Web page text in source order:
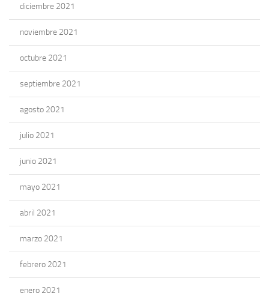
diciembre 2021
noviembre 2021
octubre 2021
septiembre 2021
agosto 2021
julio 2021
junio 2021
mayo 2021
abril 2021
marzo 2021
febrero 2021
enero 2021